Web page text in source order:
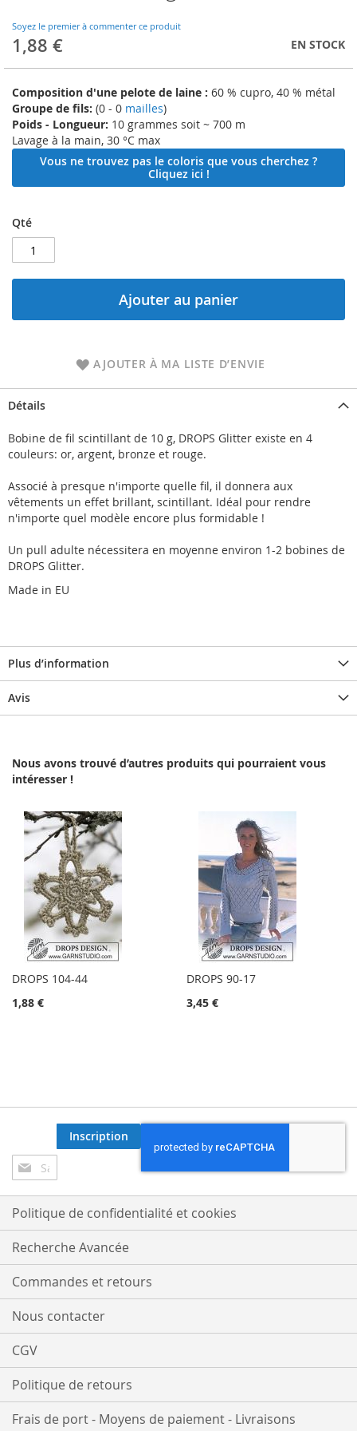
Soyez le premier à commenter ce produit
1,88 € EN STOCK
Composition d'une pelote de laine : 60 % cupro, 40 % métal
Groupe de fils: (0 - 0 mailles)
Poids - Longueur: 10 grammes soit ~ 700 m
Lavage à la main, 30 °C max
Vous ne trouvez pas le coloris que vous cherchez ?
Cliquez ici !
Qté
Ajouter au panier
AJOUTER À MA LISTE D’ENVIE
beginning
of
the
gallery
Détails
Bobine de fil scintillant de 10 g, DROPS Glitter existe en 4
couleurs: or, argent, bronze et rouge.
Associé à presque n'importe quelle fil, il donnera aux
vêtements un effet brillant, scintillant. Idéal pour rendre
n'importe quel modèle encore plus formidable !
Un pull adulte nécessitera en moyenne environ 1-2 bobines de
DROPS Glitter.
Made in EU
Plus d’information
Avis
Nous avons trouvé d’autres produits qui pourraient vous
intéresser !
DROPS 104-44
1,88 €
DROPS 90-17
3,45 €
Inscription
à
notre
lettre
d’information
:
Inscription
Politique de confidentialité et cookies
Recherche Avancée
Commandes et retours
Nous contacter
CGV
Politique de retours
Frais de port - Moyens de paiement - Livraisons